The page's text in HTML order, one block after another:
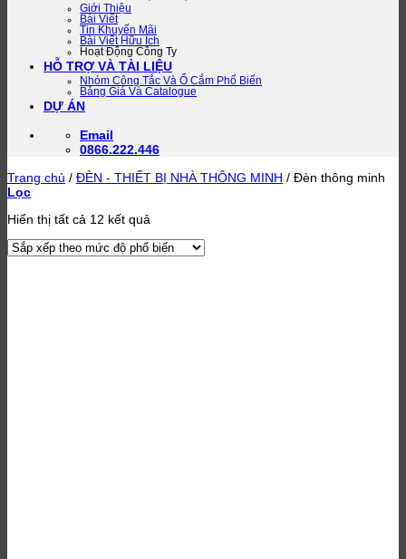
Giới Thiệu
Bài Viết
Tin Khuyến Mãi
Bài Viết Hữu Ích
Hoạt Động Công Ty
HỖ TRỢ VÀ TÀI LIỆU
Nhóm Công Tắc Và Ổ Cắm Phổ Biến
Bảng Giá Và Catalogue
DỰ ÁN
Email
0866.222.446
Trang chủ / ĐÈN - THIẾT BỊ NHÀ THÔNG MINH / Đèn thông minh
Lọc
Hiển thị tất cả 12 kết quả
xếp